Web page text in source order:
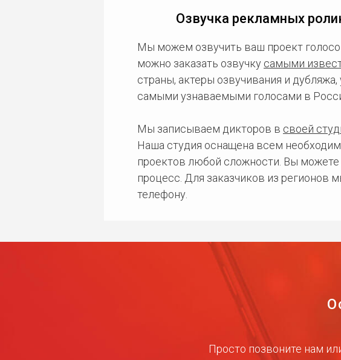
Озвучка рекламных
Мы можем озвучить ваш проект
можно заказать озвучку самыми
страны, актеры озвучивания и
самыми узнаваемыми голосами в
Мы записываем дикторов в своей
Наша студия оснащена всем
проектов любой сложности. Вы можете
процесс. Для заказчиков из регионов
телефону.
Просто позвоните нам